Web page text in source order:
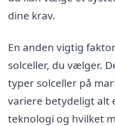
dine krav.
En anden vigtig
solceller, du vælger.
typer solceller på
variere betydeligt alt
teknologi og hvilket